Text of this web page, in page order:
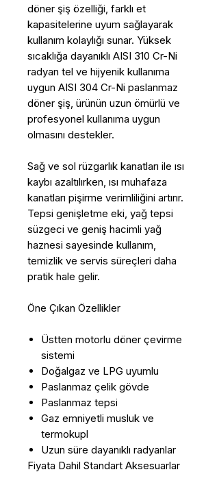
döner şiş özelliği, farklı et
kapasitelerine uyum sağlayarak
kullanım kolaylığı sunar. Yüksek
sıcaklığa dayanıklı AISI 310 Cr-Ni
radyan tel ve hijyenik kullanıma
uygun AISI 304 Cr-Ni paslanmaz
döner şiş, ürünün uzun ömürlü ve
profesyonel kullanıma uygun
olmasını destekler.
Sağ ve sol rüzgarlık kanatları ile ısı
kaybı azaltılırken, ısı muhafaza
kanatları pişirme verimliliğini artırır.
Tepsi genişletme eki, yağ tepsi
süzgeci ve geniş hacimli yağ
haznesi sayesinde kullanım,
temizlik ve servis süreçleri daha
pratik hale gelir.
Öne Çıkan Özellikler
Üstten motorlu döner çevirme
sistemi
Doğalgaz ve LPG uyumlu
Paslanmaz çelik gövde
Paslanmaz tepsi
Gaz emniyetli musluk ve
termokupl
Uzun süre dayanıklı radyanlar
Fiyata Dahil Standart Aksesuarlar